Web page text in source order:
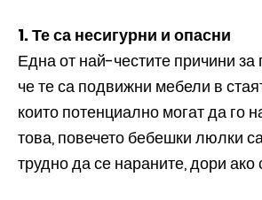
1. Те са несигурни и опасни
Една от най-честите причини за
че те са подвижни мебели в
които потенциално могат да го
това, повечето бебешки люлки
трудно да се нараните, дори ако